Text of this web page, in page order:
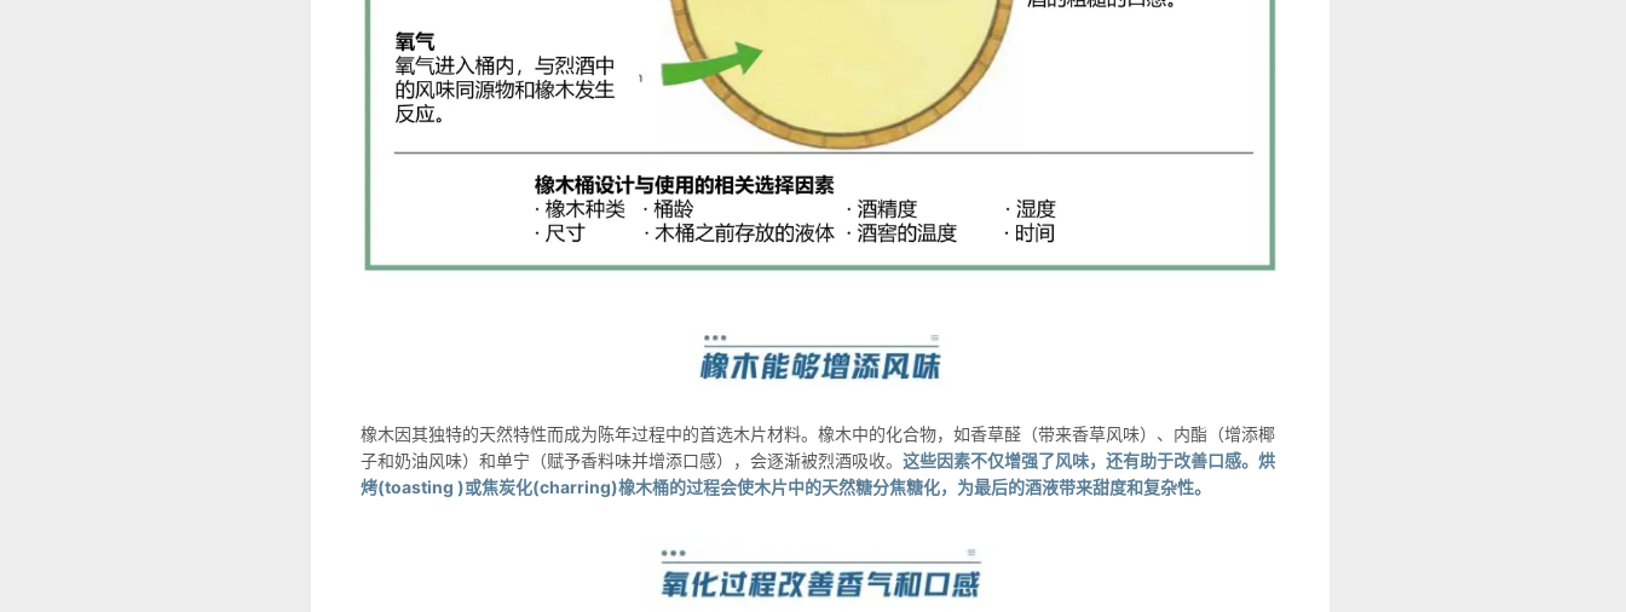
橡木因其独特的天然特性而成为陈年过程中的首选木片材料。橡木中的化合物，如香草醛（带来香草风味）、内酯（增添椰
子和奶油风味）和单宁（赋予香料味并增添口感），会逐渐被烈酒吸收。 这些因素不仅增强了风味，还有助于改善口感。烘
烤(toasting )或焦炭化(charring)橡木桶的过程会使木片中的天然糖分焦糖化，为最后的酒液带来甜度和复杂性。